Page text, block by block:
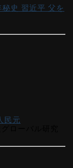
史 習近平 父を
民元